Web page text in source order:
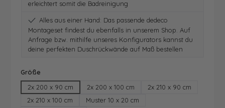
erleichtert somit die Badreinigung
Alles aus einer Hand: Das passende dedeco
Montageset findest du ebenfalls in unserem Shop. Auf
Anfrage bzw. mithilfe unseres Konfigurators kannst du
deine perfekten Duschrückwände auf Maß bestellen
Größe
2x 200 x 90 cm
2x 200 x 100 cm
2x 210 x 90 cm
2x 210 x 100 cm
Muster 10 x 20 cm